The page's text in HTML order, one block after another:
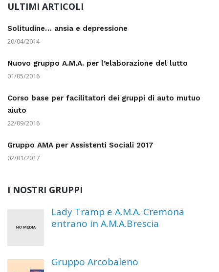
ULTIMI ARTICOLI
Solitudine… ansia e depressione
20/04/2014
Nuovo gruppo A.M.A. per l’elaborazione del lutto
01/05/2016
Corso base per facilitatori dei gruppi di auto mutuo
aiuto
22/09/2016
Gruppo AMA per Assistenti Sociali 2017
02/01/2017
I NOSTRI GRUPPI
Lady Tramp e A.M.A. Cremona
entrano in A.M.A.Brescia
Gruppo Arcobaleno